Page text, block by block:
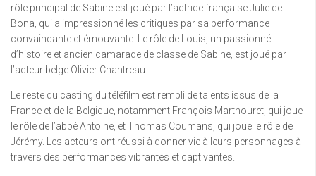
rôle principal de Sabine est joué par l’actrice française Julie de
Bona, qui a impressionné les critiques par sa performance
convaincante et émouvante. Le rôle de Louis, un passionné
d’histoire et ancien camarade de classe de Sabine, est joué par
l’acteur belge Olivier Chantreau.
Le reste du casting du téléfilm est rempli de talents issus de la
France et de la Belgique, notamment François Marthouret, qui joue
le rôle de l’abbé Antoine, et Thomas Coumans, qui joue le rôle de
Jérémy. Les acteurs ont réussi à donner vie à leurs personnages à
travers des performances vibrantes et captivantes.